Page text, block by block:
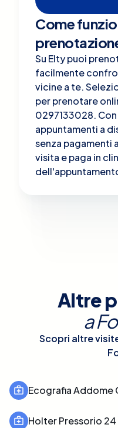
Come
Su Elty puoi
facilmente
vicine a te.
per prenotare
0297133028.
appuntamenti a
senza pagamenti
visita e paga in
Altre
a
Scopri altre
Ecografia Addome
Holter Pressorio